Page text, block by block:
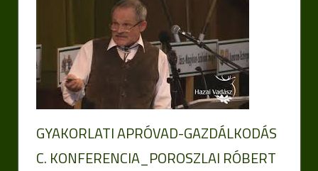
GYAKORLATI APRÓVAD-GAZDÁLKODÁS
C. KONFERENCIA_POROSZLAI RÓBERT